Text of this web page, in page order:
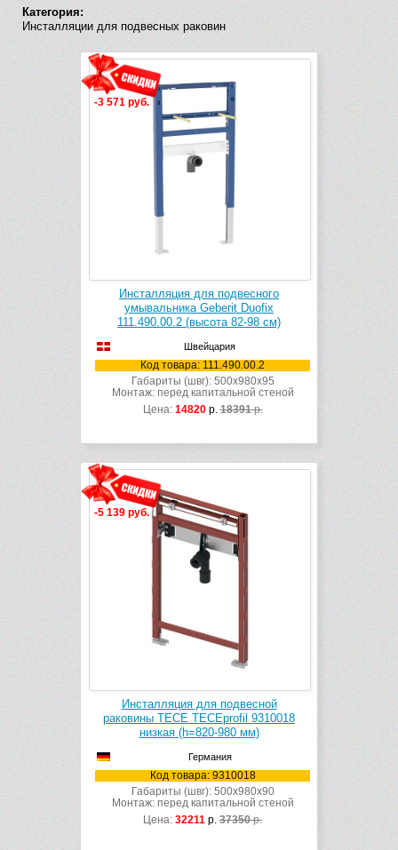
Категория:
Инсталляции для подвесных раковин
-3 571 руб.
Инсталляция для подвесного
умывальника Geberit Duofix
111.490.00.2 (высота 82-98 см)
Швейцария
Код товара: 111.490.00.2
Габариты (швг): 500x980x95
Монтаж: перед капитальной стеной
Цена: 14820р.18391р.
-5 139 руб.
Инсталляция для подвесной
раковины TECE TECEprofil 9310018
низкая (h=820-980 мм)
Германия
Код товара: 9310018
Габариты (швг): 500x980x90
Монтаж: перед капитальной стеной
Цена: 32211 р. 37350р.